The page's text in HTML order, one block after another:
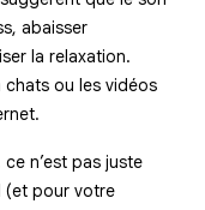
abaisser
la relaxation.
chats ou les vidéos
n’est pas juste
(et pour votre